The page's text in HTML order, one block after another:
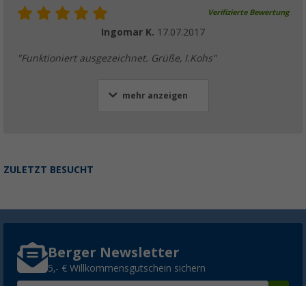
Verifizierte Bewertung
Ingomar K. 17.07.2017
"Funktioniert ausgezeichnet. Grüße, I.Kohs"
mehr anzeigen
ZULETZT BESUCHT
Berger Newsletter
5,- € Willkommensgutschein sichern